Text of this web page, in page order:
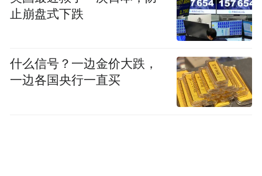
目前，青岛地铁包括4号线在内的11条在建线
路开足马力。4号线从今年9月份开始正式进
现29个单线区间贯通，区间掘进完成约
97%；2号线西延段、8号线南段土建工程均
止崩盘式下跌
什么信号？一边金价大跌，
一边各国央行一直买